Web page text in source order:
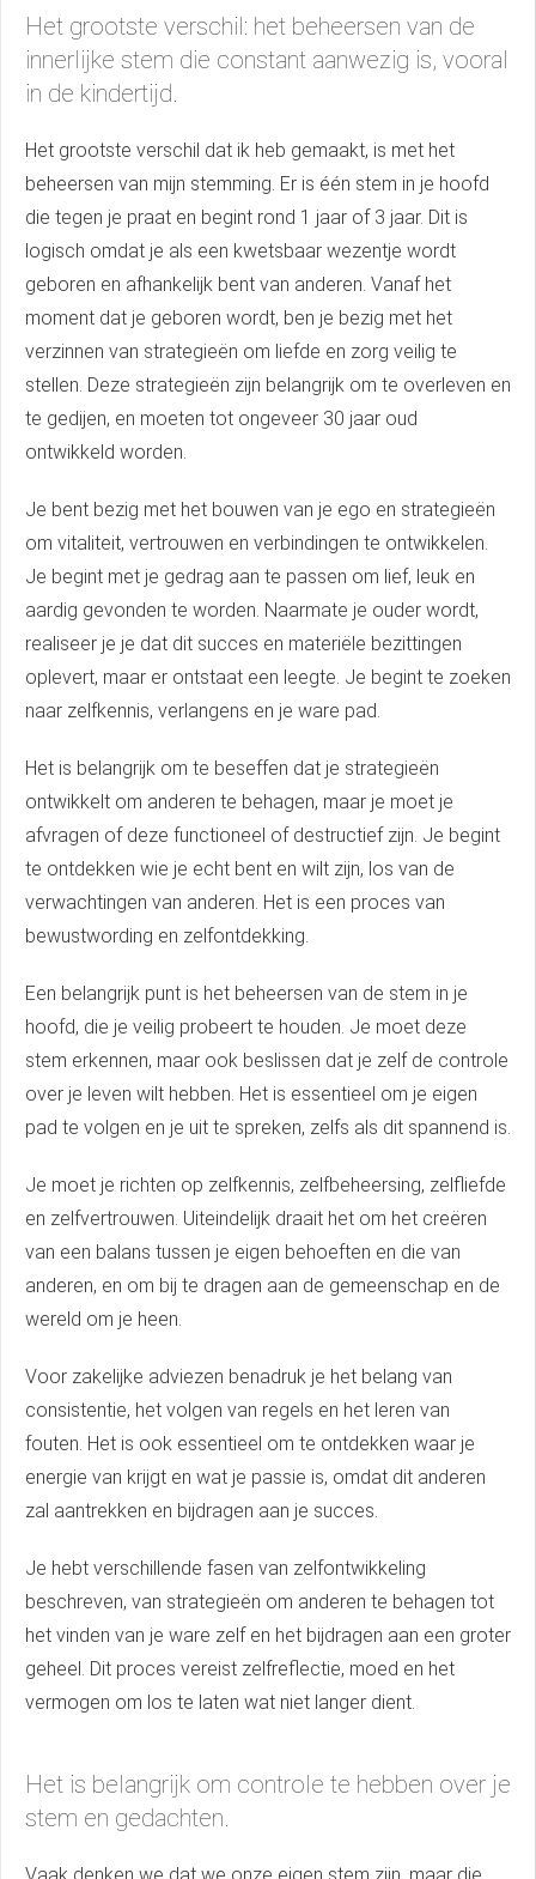
Het grootste verschil: het beheersen van de
innerlijke stem die constant aanwezig is, vooral
in de kindertijd.
Het grootste verschil dat ik heb gemaakt, is met het
beheersen van mijn stemming. Er is één stem in je hoofd
die tegen je praat en begint rond 1 jaar of 3 jaar. Dit is
logisch omdat je als een kwetsbaar wezentje wordt
geboren en afhankelijk bent van anderen. Vanaf het
moment dat je geboren wordt, ben je bezig met het
verzinnen van strategieën om liefde en zorg veilig te
stellen. Deze strategieën zijn belangrijk om te overleven en
te gedijen, en moeten tot ongeveer 30 jaar oud
ontwikkeld worden.
Je bent bezig met het bouwen van je ego en strategieën
om vitaliteit, vertrouwen en verbindingen te ontwikkelen.
Je begint met je gedrag aan te passen om lief, leuk en
aardig gevonden te worden. Naarmate je ouder wordt,
realiseer je je dat dit succes en materiële bezittingen
oplevert, maar er ontstaat een leegte. Je begint te zoeken
naar zelfkennis, verlangens en je ware pad.
Het is belangrijk om te beseffen dat je strategieën
ontwikkelt om anderen te behagen, maar je moet je
afvragen of deze functioneel of destructief zijn. Je begint
te ontdekken wie je echt bent en wilt zijn, los van de
verwachtingen van anderen. Het is een proces van
bewustwording en zelfontdekking.
Een belangrijk punt is het beheersen van de stem in je
hoofd, die je veilig probeert te houden. Je moet deze
stem erkennen, maar ook beslissen dat je zelf de controle
over je leven wilt hebben. Het is essentieel om je eigen
pad te volgen en je uit te spreken, zelfs als dit spannend is.
Je moet je richten op zelfkennis, zelfbeheersing, zelfliefde
en zelfvertrouwen. Uiteindelijk draait het om het creëren
van een balans tussen je eigen behoeften en die van
anderen, en om bij te dragen aan de gemeenschap en de
wereld om je heen.
Voor zakelijke adviezen benadruk je het belang van
consistentie, het volgen van regels en het leren van
fouten. Het is ook essentieel om te ontdekken waar je
energie van krijgt en wat je passie is, omdat dit anderen
zal aantrekken en bijdragen aan je succes.
Je hebt verschillende fasen van zelfontwikkeling
beschreven, van strategieën om anderen te behagen tot
het vinden van je ware zelf en het bijdragen aan een groter
geheel. Dit proces vereist zelfreflectie, moed en het
vermogen om los te laten wat niet langer dient.
Het is belangrijk om controle te hebben over je
stem en gedachten.